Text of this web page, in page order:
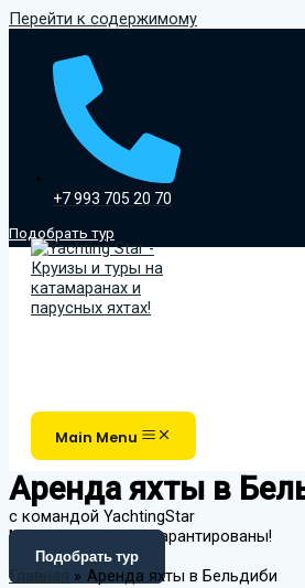
Перейти к содержимому
+7 993 705 20 70
Подобрать тур
Main Menu
Аренда яхты в
с командой YachtingStar
Море впечатлений гарантированы!
Подобрать тур
Главная
Аренда яхты в Бельдиби